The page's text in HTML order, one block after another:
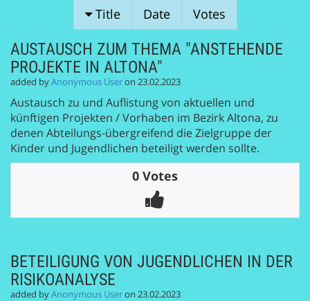
Title Date Votes
AUSTAUSCH ZUM THEMA "ANSTEHENDE
PROJEKTE IN ALTONA"
added byAnonymous Useron 23.02.2023
Austausch zu und Auflistung von aktuellen und
künftigen Projekten / Vorhaben im Bezirk Altona, zu
denen Abteilungs-übergreifend die Zielgruppe der
Kinder und Jugendlichen beteiligt werden sollte.
0 Votes
BETEILIGUNG VON JUGENDLICHEN IN DER
RISIKOANALYSE
added byAnonymous Useron 23.02.2023